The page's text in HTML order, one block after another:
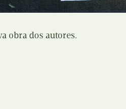
obra dos autores.